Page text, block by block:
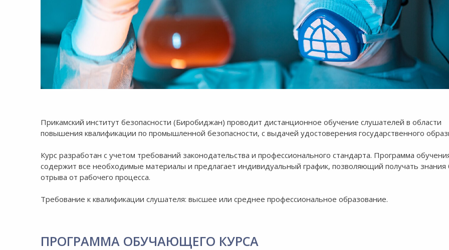
Прикамский институт безопасности (Биробиджан) проводит дистанционное обучение слушателей в области
повышения квалификации по промышленной безопасности, с выдачей удостоверения государственного
Курс разработан с учетом требований законодательства и профессионального стандарта. Программа
содержит все необходимые материалы и предлагает индивидуальный график, позволяющий получать знания
отрыва от рабочего процесса.
Требование к квалификации слушателя: высшее или среднее профессиональное образование.
ПРОГРАММА ОБУЧАЮЩЕГО КУРСА